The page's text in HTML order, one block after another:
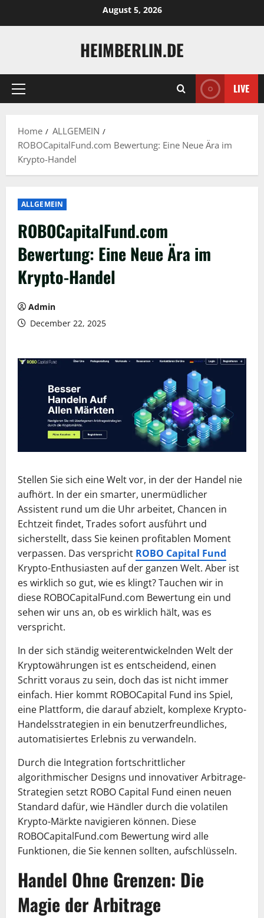
August 5, 2026
HEIMBERLIN.DE
Primary
LIVE
Home
ALLGEMEIN
ROBOCapitalFund.com Bewertung: Eine Neue Ära im
Krypto-Handel
ALLGEMEIN
ROBOCapitalFund.com
Bewertung: Eine Neue Ära im
Krypto-Handel
Admin
December 22, 2025
Stellen Sie sich eine Welt vor, in der der Handel nie
aufhört. In der ein smarter, unermüdlicher
Assistent rund um die Uhr arbeitet, Chancen in
Echtzeit findet, Trades sofort ausführt und
sicherstellt, dass Sie keinen profitablen Moment
verpassen. Das verspricht ROBO Capital Fund
Krypto-Enthusiasten auf der ganzen Welt. Aber ist
es wirklich so gut, wie es klingt? Tauchen wir in
diese ROBOCapitalFund.com Bewertung ein und
sehen wir uns an, ob es wirklich hält, was es
verspricht.
In der sich ständig weiterentwickelnden Welt der
Kryptowährungen ist es entscheidend, einen
Schritt voraus zu sein, doch das ist nicht immer
einfach. Hier kommt ROBOCapital Fund ins Spiel,
eine Plattform, die darauf abzielt, komplexe Krypto-
Handelsstrategien in ein benutzerfreundliches,
automatisiertes Erlebnis zu verwandeln.
Durch die Integration fortschrittlicher
algorithmischer Designs und innovativer Arbitrage-
Strategien setzt ROBO Capital Fund einen neuen
Standard dafür, wie Händler durch die volatilen
Krypto-Märkte navigieren können. Diese
ROBOCapitalFund.com Bewertung wird alle
Funktionen, die Sie kennen sollten, aufschlüsseln.
Handel Ohne Grenzen: Die
Magie der Arbitrage